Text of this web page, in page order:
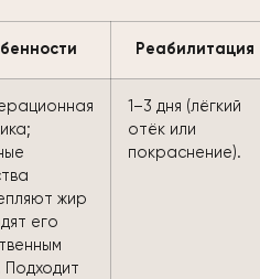
Реабилитация
жир
его
Подходит
1–3 дня (лёгкий
отёк или
покраснение).